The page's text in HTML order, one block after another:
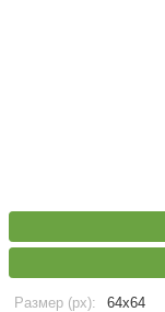
Размер (px): 64x64